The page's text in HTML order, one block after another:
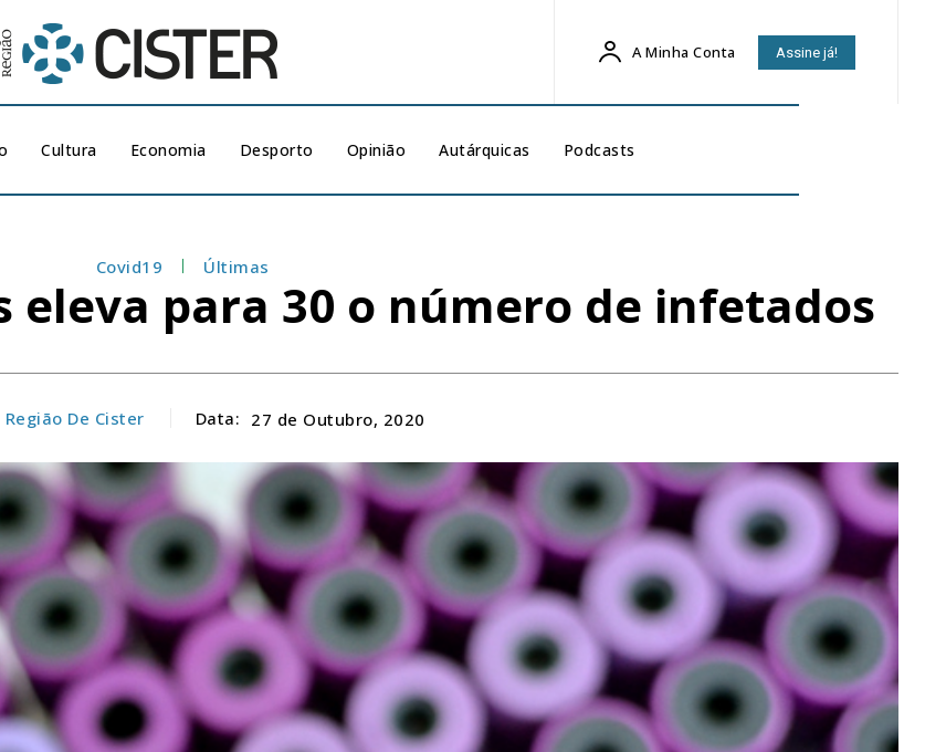
A Minha Conta Assine já!
Cultura Economia Desporto Opinião Autárquicas Podcasts
Covid19 Últimas
eleva para 30 o número de infetados
Região De Cister Data: 27 de Outubro, 2020